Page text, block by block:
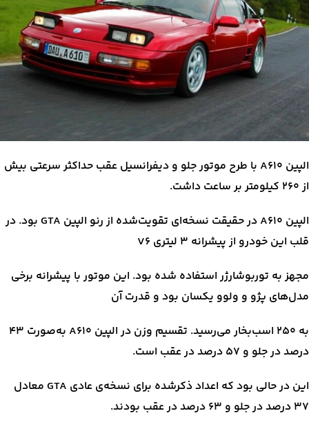
الپین A610 با طرح موتور جلو و دیفرانسیل عقب حداکثر سرعتی بیش
از ۲۶۰ کیلومتر بر ساعت داشت.
الپین A610 در حقیقت نسخه‌ای تقویت‌شده از رنو الپین GTA بود. در
قلب این خودرو از پیشرانه ۳ لیتری V6
مجهز به توربوشارژر استفاده شده بود. این موتور با پیشرانه برخی
مدل‌های پژو و ولوو یکسان بود و قدرت آن
به ۲۵۰ اسب‌بخار می‌رسید. تقسیم وزن در الپین A610 به‌صورت ۴۳
درصد در جلو و ۵۷ درصد در عقب است.
این در حالی بود که اعداد ذکرشده برای نسخه‌ی عادی GTA معادل
۳۷ درصد در جلو و ۶۳ درصد در عقب بودند.